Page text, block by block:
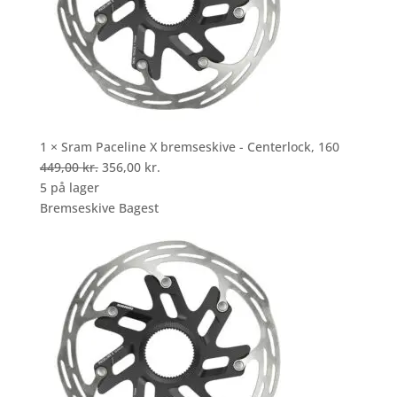
1 × Sram Paceline X bremseskive - Centerlock, 160
449,00kr. Den
pris
449,00 kr..
356,00 kr.Den
356,00 kr..
5 på lager
Bremseskive Bagest